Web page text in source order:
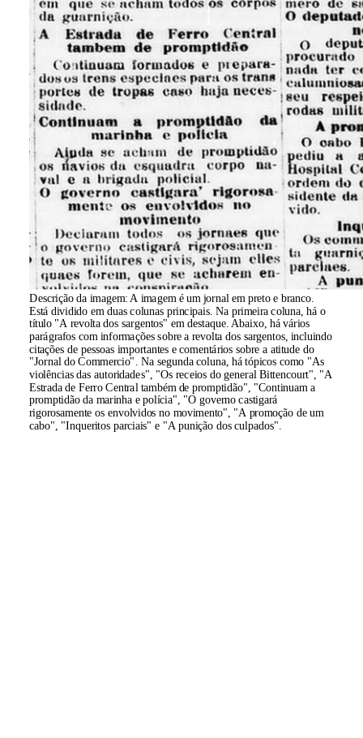
Descrição da imagem: A imagem é um jornal em preto e branco.
Está dividido em duas colunas principais. Na primeira coluna, há o
título "A revolta dos sargentos" em destaque. Abaixo, há vários
parágrafos com informações sobre a revolta dos sargentos, incluindo
citações de pessoas importantes e comentários sobre a atitude do
"Jornal do Commercio". Na segunda coluna, há tópicos como "As
violências das autoridades", "Os receios do general Bittencourt", "A
Estrada de Ferro Central também de promptidão", "Continuam a
promptidão da marinha e polícia", "O governo castigará
rigorosamente os envolvidos no movimento", "A promoção de um
cabo", "Inqueritos parciais" e "A punição dos culpados".